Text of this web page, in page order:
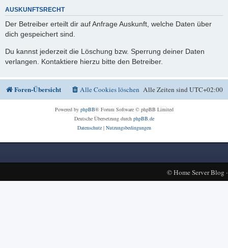
AUSKUNFTSRECHT
Der Betreiber erteilt dir auf Anfrage Auskunft, welche Daten über
dich gespeichert sind.
Du kannst jederzeit die Löschung bzw. Sperrung deiner Daten
verlangen. Kontaktiere hierzu bitte den Betreiber.
Foren-Übersicht Alle Zeiten sindUTC+02:00
Alle Cookies löschen
Powered by phpBB® Forum Software © phpBB Limited
Deutsche Übersetzung durch phpBB.de
Datenschutz| Nutzungsbedingungen
©Home Server Blog